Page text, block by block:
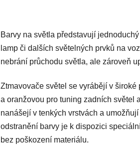
Barvy na světla představují
lamp či dalších světelných prvků na
nebrání průchodu světla, ale zároveň
Ztmavovače světel se vyrábějí v
a oranžovou pro tuning zadních světel
nanášejí v tenkých vrstvách a
odstranění barvy je k dispozici speciální
bez poškození materiálu.